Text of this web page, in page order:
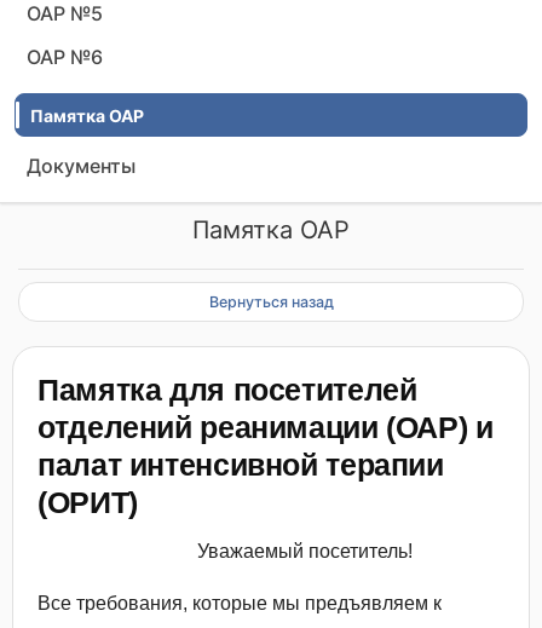
ОАР №5
ОАР №6
Памятка ОАР
Документы
Памятка ОАР
Вернуться назад
Памятка для посетителей
отделений реанимации (ОАР) и
палат интенсивной терапии
(ОРИТ)
Уважаемый посетитель!
Все требования, которые мы предъявляем к